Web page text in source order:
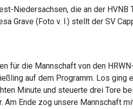
Niedersachsen, die an der HVNB
Grave (Foto v. l.) stellt der SV
für die Mannschaft von den HRWN-
auf dem Programm. Los ging
Minute und steuerte drei Tore
Ende zog unsere Mannschaft